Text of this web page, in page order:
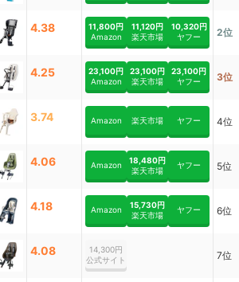
4.38
11,800円
Amazon
11,120円
楽天市場
10,320円
ヤフー
2位
4.25
23,100円
Amazon
23,100円
楽天市場
23,100円
ヤフー
3位
3.74 Amazon 楽天市場 ヤフー 4位
4.06 Amazon
18,480円
楽天市場
ヤフー 5位
4.18 Amazon
15,730円
楽天市場
ヤフー 6位
4.08
14,300円
公式サイト
7位